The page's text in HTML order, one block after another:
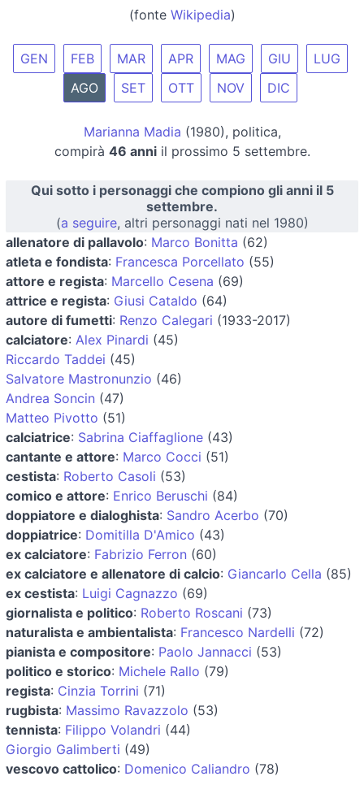
(fonte Wikipedia)
GEN FEB MAR APR MAG GIU
LUG
AGO
SET OTT NOV DIC
Marianna Madia (1980), politica,
compirà 46 anniil prossimo 5 settembre.
Qui sotto i personaggi che compiono gli anni il 5
settembre.
(a seguire, altri personaggi nati nel 1980)
allenatore di pallavolo: Marco Bonitta (62)
atleta e fondista: Francesca Porcellato (55)
attore e regista: Marcello Cesena (69)
attrice e regista: Giusi Cataldo (64)
autore di fumetti: Renzo Calegari (1933-2017)
calciatore: Alex Pinardi (45)
Riccardo Taddei (45)
Salvatore Mastronunzio (46)
Andrea Soncin (47)
Matteo Pivotto (51)
calciatrice: Sabrina Ciaffaglione (43)
cantante e attore: Marco Cocci (51)
cestista: Roberto Casoli (53)
comico e attore: Enrico Beruschi (84)
doppiatore e dialoghista: Sandro Acerbo (70)
doppiatrice: Domitilla D'Amico (43)
ex calciatore: Fabrizio Ferron (60)
ex calciatore e allenatore di calcio: Giancarlo Cella (85)
ex cestista: Luigi Cagnazzo (69)
giornalista e politico: Roberto Roscani (73)
naturalista e ambientalista: Francesco Nardelli (72)
pianista e compositore: Paolo Jannacci (53)
politico e storico: Michele Rallo (79)
regista: Cinzia Torrini (71)
rugbista: Massimo Ravazzolo (53)
tennista: Filippo Volandri (44)
Giorgio Galimberti (49)
vescovo cattolico: Domenico Caliandro (78)